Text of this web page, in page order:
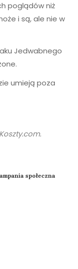
poglądów niż
i są, ale nie w
Jedwabnego
umieją poza
.
społeczna